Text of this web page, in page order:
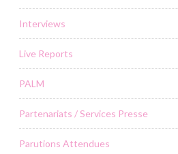
Interviews
Live Reports
PALM
Partenariats / Services Presse
Parutions Attendues